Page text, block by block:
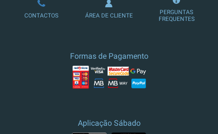
LOJA DE ASSINATURAS
CONTACTOS ÁREA DE CLIENTE
PERGUNTAS
FREQUENTES
Formas de Pagamento
Aplicação Sábado